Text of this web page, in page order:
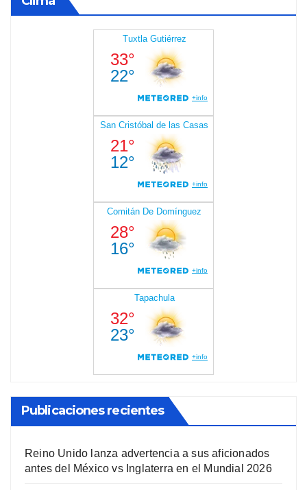
Publicaciones recientes
Reino Unido lanza advertencia a sus aficionados
antes del México vs Inglaterra en el Mundial 2026